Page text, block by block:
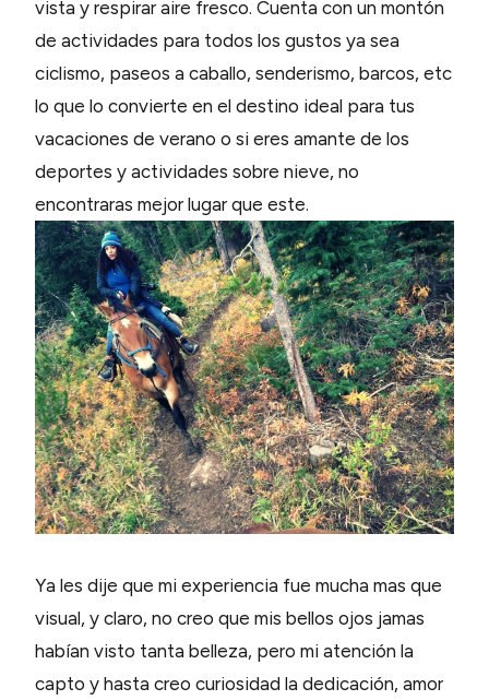
vista y respirar aire fresco. Cuenta con un montón
de actividades para todos los gustos ya sea
ciclismo, paseos a caballo, senderismo, barcos, etc
lo que lo convierte en el destino ideal para tus
vacaciones de verano o si eres amante de los
deportes y actividades sobre nieve, no
encontraras mejor lugar que este.
Ya les dije que mi experiencia fue mucha mas que
visual, y claro, no creo que mis bellos ojos jamas
habían visto tanta belleza, pero mi atención la
capto y hasta creo curiosidad la dedicación, amor